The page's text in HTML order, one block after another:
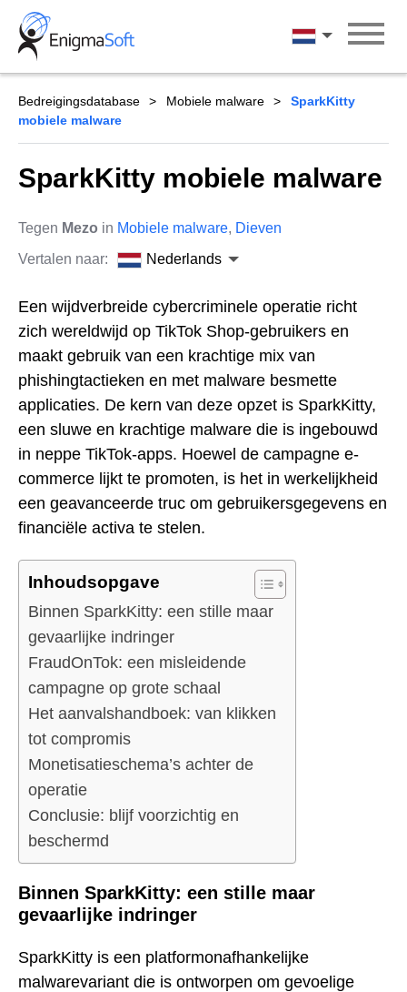
Skip
content
Nederlands
Bedreigingsdatabase Mobiele malware
SparkKitty
mobiele malware
SparkKitty mobiele malware
Tegen Mezo in Mobiele malware, Dieven
Vertalen naar:
Nederlands
Een wijdverbreide cybercriminele operatie richt
zich wereldwijd op TikTok Shop-gebruikers en
maakt gebruik van een krachtige mix van
phishingtactieken en met malware besmette
applicaties. De kern van deze opzet is SparkKitty,
een sluwe en krachtige malware die is ingebouwd
in neppe TikTok-apps. Hoewel de campagne e-
commerce lijkt te promoten, is het in werkelijkheid
een geavanceerde truc om gebruikersgegevens en
financiële activa te stelen.
Inhoudsopgave
Binnen SparkKitty: een stille maar
gevaarlijke indringer
FraudOnTok: een misleidende
campagne op grote schaal
Het aanvalshandboek: van klikken
tot compromis
Monetisatieschema’s achter de
operatie
Conclusie: blijf voorzichtig en
beschermd
Binnen SparkKitty: een stille maar
gevaarlijke indringer
SparkKitty is een platformonafhankelijke
malwarevariant die is ontworpen om gevoelige